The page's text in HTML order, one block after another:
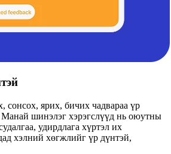
сонсох, ярих, бичих чадвараа үр
Манай шинэлэг хэрэгслүүд нь оюутны
удирдлага хүртэл их
хэлний хөгжлийг үр дүнтэй,